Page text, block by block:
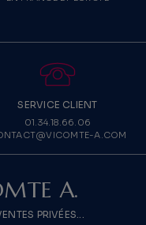
SERVICE CLIENT
01.34.18.66.06
A.COM
A.
PRIVÉES...